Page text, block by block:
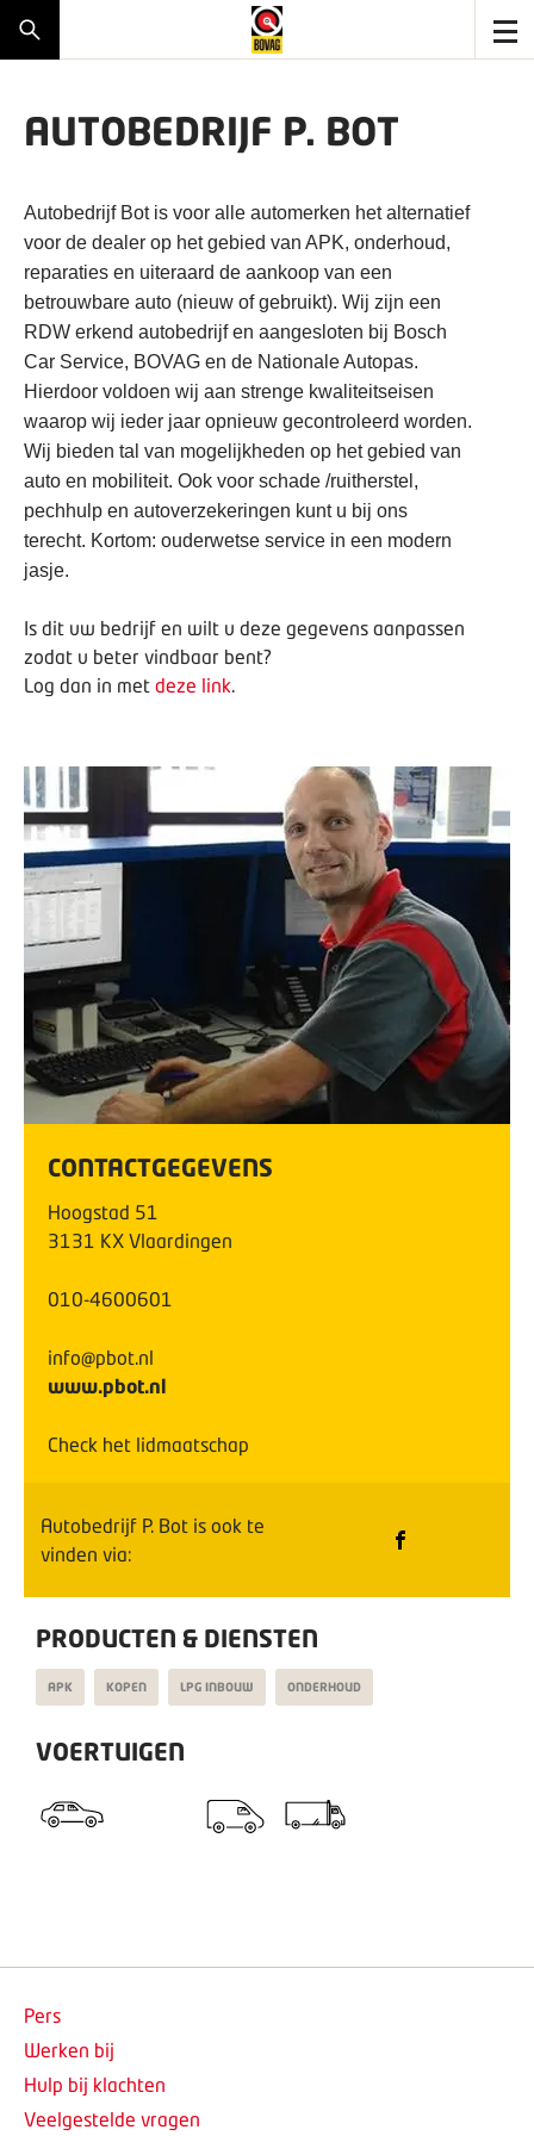
AUTOBEDRIJF P. BOT
Autobedrijf Bot is voor alle automerken het alternatief
voor de dealer op het gebied van APK, onderhoud,
reparaties en uiteraard de aankoop van een
betrouwbare auto (nieuw of gebruikt). Wij zijn een
RDW erkend autobedrijf en aangesloten bij Bosch
Car Service, BOVAG en de Nationale Autopas.
Hierdoor voldoen wij aan strenge kwaliteitseisen
waarop wij ieder jaar opnieuw gecontroleerd worden.
Wij bieden tal van mogelijkheden op het gebied van
auto en mobiliteit. Ook voor schade /ruitherstel,
pechhulp en autoverzekeringen kunt u bij ons
terecht. Kortom: ouderwetse service in een modern
jasje.
Is dit uw bedrijf en wilt u deze gegevens aanpassen
zodat u beter vindbaar bent?
Log dan in met deze link.
CONTACTGEGEVENS
Hoogstad 51
3131 KX Vlaardingen
010-4600601
info@pbot.nl
www.pbot.nl
Check het lidmaatschap
Autobedrijf P. Bot is ook te
vinden via:
PRODUCTEN & DIENSTEN
APK KOPEN LPG INBOUW ONDERHOUD
VOERTUIGEN
Pers
Werken bij
Hulp bij klachten
Veelgestelde vragen